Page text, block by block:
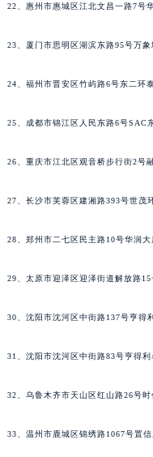
22、惠州市惠城区江北文昌一路7号
23、厦门市思明区湖滨东路95号万
24、福州市晋安区竹屿路6号东二环
25、成都市锦江区人民东路6号SAC
26、重庆市江北区观音桥步行街2号
27、长沙市芙蓉区建湘路393号世茂
28、郑州市二七区民主路10号华润大
29、太原市迎泽区迎泽街道解放路
30、沈阳市沈河区中街路137号亨得
31、沈阳市沈河区中街路83号亨得
32、乌鲁木齐市天山区红山路26号
33、温州市鹿城区锦绣路1067号置